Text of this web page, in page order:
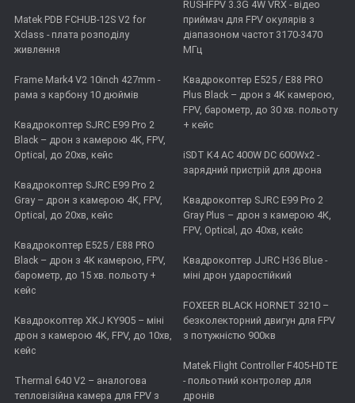
Matek PDB FCHUB-12S V2 for
Xclass - плата розподілу
живлення
Frame Mark4 V2 10inch 427mm -
рама з карбону 10 дюймів
Квадрокоптер SJRC E99 Pro 2
Black – дрон з камерою 4K, FPV,
Optical, до 20хв, кейс
Квадрокоптер SJRC E99 Pro 2
Gray – дрон з камерою 4К, FPV,
Optical, до 20хв, кейс
Квадрокоптер E525 / E88 PRO
Black – дрон з 4K камерою, FPV,
барометр, до 15 хв. польоту +
кейс
Квадрокоптер XKJ KY905 – міні
дрон з камерою 4K, FPV, до 10хв,
кейс
Thermal 640 V2 – аналогова
тепловізійна камера для FPV з
RUSHFPV 3.3G 4W VRX - відео
приймач для FPV окулярів з
діапазоном частот 3170-3470
МГц
Квадрокоптер E525 / E88 PRO
Plus Black – дрон з 4K камерою,
FPV, барометр, до 30 хв. польоту
+ кейс
iSDT K4 AC 400W DC 600Wx2 -
зарядний пристрій для дрона
Квадрокоптер SJRC E99 Pro 2
Gray Plus – дрон з камерою 4К,
FPV, Optical, до 40хв, кейс
Квадрокоптер JJRC H36 Blue -
міні дрон ударостійкий
FOXEER BLACK HORNET 3210 –
безколекторний двигун для FPV
з потужністю 900кв
Matek Flight Controller F405-HDTE
- польотний контролер для
дронів